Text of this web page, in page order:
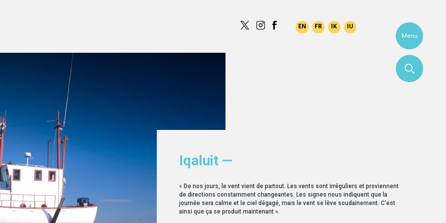
Menu
Iqaluit —
« De nos jours, le vent vient de partout. Les vents sont irréguliers et proviennent
de directions constamment changeantes. Les signes nous indiquent que la
journée sera calme et le ciel dégagé, mais le vent se lève soudainement. C'est
ainsi que ça se produit maintenant ».